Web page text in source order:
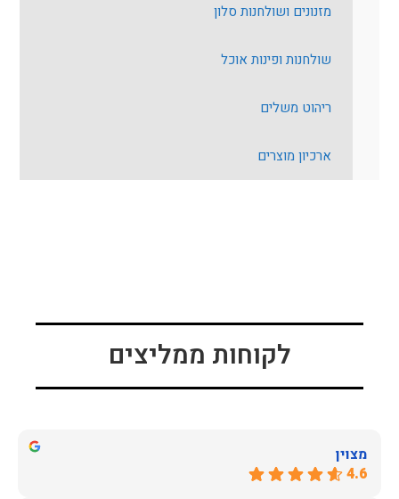
מזנונים ושולחנות סלון
שולחנות ופינות אוכל
ריהוט משלים
ארכיון מוצרים
לקוחות ממליצים
מצוין
4.6